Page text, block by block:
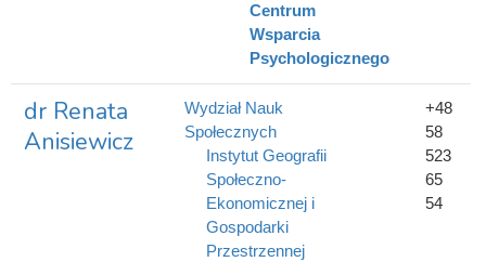
Centrum
Wsparcia
Psychologicznego
dr Renata
Anisiewicz
+48
58
523
65
54
Wydział Nauk
Społecznych
Instytut Geografii
Społeczno-
Ekonomicznej i
Gospodarki
Przestrzennej